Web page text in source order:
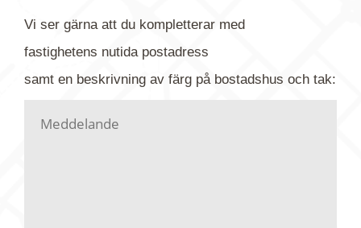
kontaktar dig så fort vi kan, givetvis utan
Vi ser gärna att du kompletterar med
fastighetens nutidapostadress
samt en beskrivning av färg på bostadshus och tak: